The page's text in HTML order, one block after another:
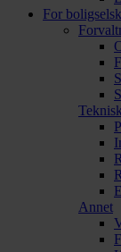
For
Annet